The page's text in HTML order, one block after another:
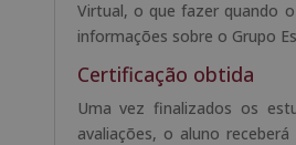
Virtual, o que fazer quando
informações sobre o Grupo
Certificação obtida
Uma vez finalizados os
avaliações, o aluno